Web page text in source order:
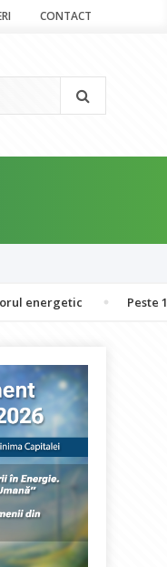
CONTACT
Peste 120 de